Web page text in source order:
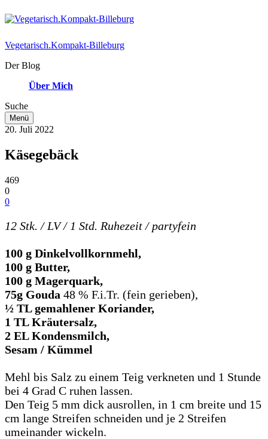
Vegetarisch.Kompakt-Billeburg
Der Blog
Über Mich
Suche
Menü
20. Juli 2022
Käsegebäck
469
0
0
12 Stk. / LV / 1 Std. Ruhezeit / partyfein
100 g Dinkelvollkornmehl,
100 g Butter,
100 g Magerquark,
75g Gouda 48 % F.i.Tr. (fein gerieben),
½ TL gemahlener Koriander,
1 TL Kräutersalz,
2 EL Kondensmilch,
Sesam / Kümmel
Mehl bis Salz zu einem Teig verkneten und 1 Stunde
bei 4 Grad C ruhen lassen.
Den Teig 5 mm dick ausrollen, in 1 cm breite und 15
cm lange Streifen schneiden und je 2 Streifen
umeinander wickeln.